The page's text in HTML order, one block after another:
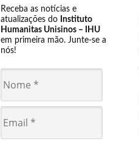
Receba as notícias e
atualizações do Instituto
Humanitas Unisinos – IHU
em primeira mão. Junte-se a
nós!